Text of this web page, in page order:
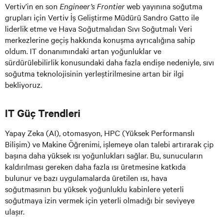
Vertiv’in en son Engineer’s Frontierweb yayınına soğutma
grupları için Vertiv İş Geliştirme Müdürü Sandro Gatto ile
liderlik etme ve Hava Soğutmalıdan Sıvı Soğutmalı Veri
merkezlerine geçiş hakkında konuşma ayrıcalığına sahip
oldum. IT donanımındaki artan yoğunluklar ve
sürdürülebilirlik konusundaki daha fazla endişe nedeniyle, sıvı
soğutma teknolojisinin yerleştirilmesine artan bir ilgi
bekliyoruz.
IT Güç Trendleri
Yapay Zeka (AI), otomasyon, HPC (Yüksek Performanslı
Bilişim) ve Makine Öğrenimi, işlemeye olan talebi artırarak çip
başına daha yüksek ısı yoğunlukları sağlar. Bu, sunucuların
kaldırılması gereken daha fazla ısı üretmesine katkıda
bulunur ve bazı uygulamalarda üretilen ısı, hava
soğutmasının bu yüksek yoğunluklu kabinlere yeterli
soğutmaya izin vermek için yeterli olmadığı bir seviyeye
ulaşır.